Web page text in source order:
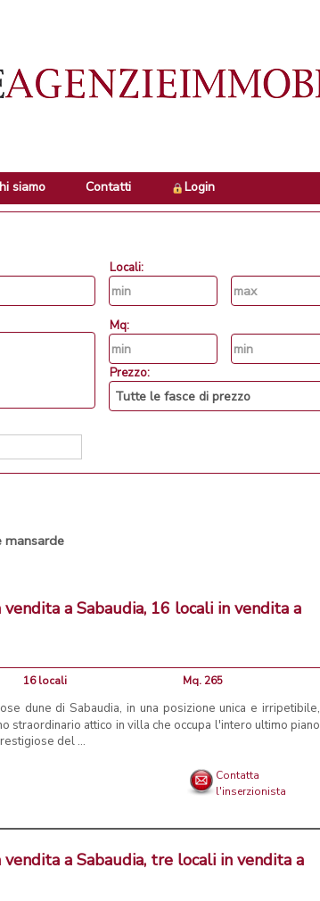
siamo Contatti Login
Locali:
Mq:
Prezzo:
a Sabaudia, 16 locali in vendita a
16 locali Mq. 265
dune di Sabaudia, in una posizione unica e irripetibile,
straordinario attico in villa che occupa l'intero ultimo piano
del ...
Contatta
l'inserzionista
a Sabaudia, tre locali in vendita a